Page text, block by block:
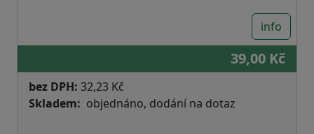
info
39,00 Kč
bez DPH: 32,23 Kč
Skladem
objednáno, dodání na dotaz